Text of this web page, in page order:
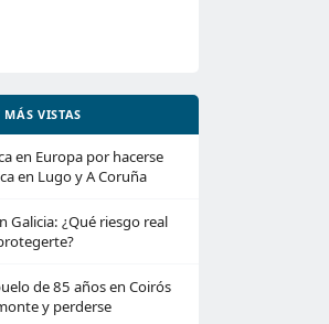
VISTAS
en Europa por hacerse
en Lugo y A Coruña
Galicia: ¿Qué riesgo real
de 85 años en Coirós
y perderse